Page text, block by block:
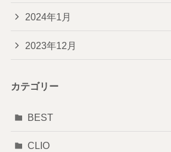
2024年1月
2023年12月
カテゴリー
BEST
CLIO